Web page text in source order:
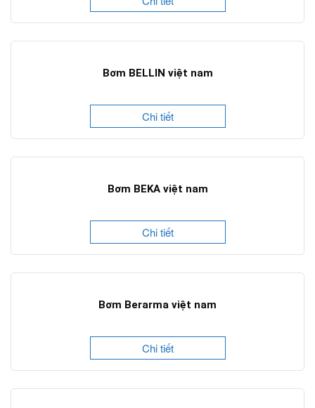
Bơm BELLIN việt nam
Chi tiết
Bơm BEKA việt nam
Chi tiết
Bơm Berarma việt nam
Chi tiết